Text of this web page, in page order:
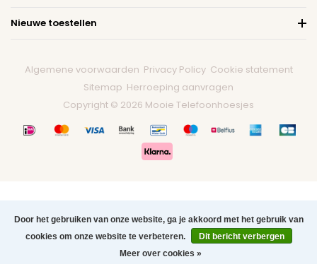
0
Nieuwe toestellen
Algemene voorwaarden Privacy Policy Cookie statement
Sitemap Herroeping aanvragen
Copyright © 2026 Mooie Telefoonhoesjes
Door het gebruiken van onze website, ga je akkoord met het gebruik van
cookies om onze website te verbeteren.
Dit bericht verbergen
Meer over cookies »